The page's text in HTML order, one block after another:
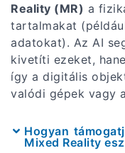
Reality (MR) a
tartalmakat
adatokat). Az AI
kivetíti ezeket,
így a digitális
valódi gépek vagy
Hogyan
Mixed Reality